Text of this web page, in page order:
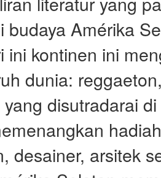
budaya Amérika
ini kontinen ini
dunia:
disutradarai
desainer, arsitek